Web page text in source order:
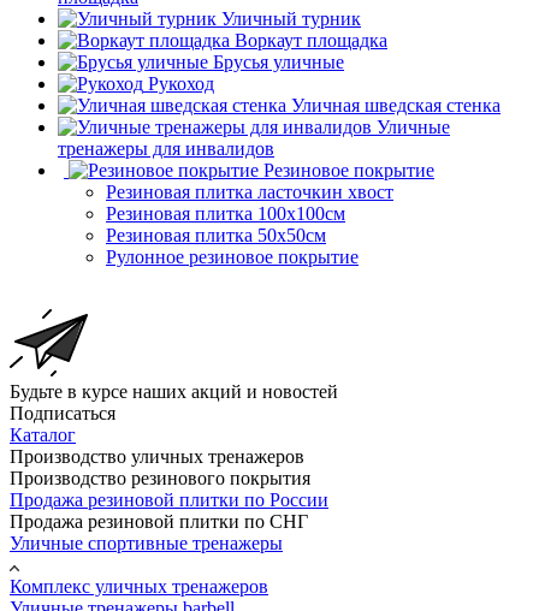
Уличный турник
Воркаут площадка
Брусья уличные
Рукоход
Уличная шведская стенка
Уличные
тренажеры для инвалидов
Резиновое покрытие
Резиновая плитка ласточкин хвост
Резиновая плитка 100х100см
Резиновая плитка 50х50см
Рулонное резиновое покрытие
Будьте в курсе наших акций и новостей
Подписаться
Каталог
Производство уличных тренажеров
Производство резинового покрытия
Продажа резиновой плитки по России
Продажа резиновой плитки по СНГ
Уличные спортивные тренажеры
Комплекс уличных тренажеров